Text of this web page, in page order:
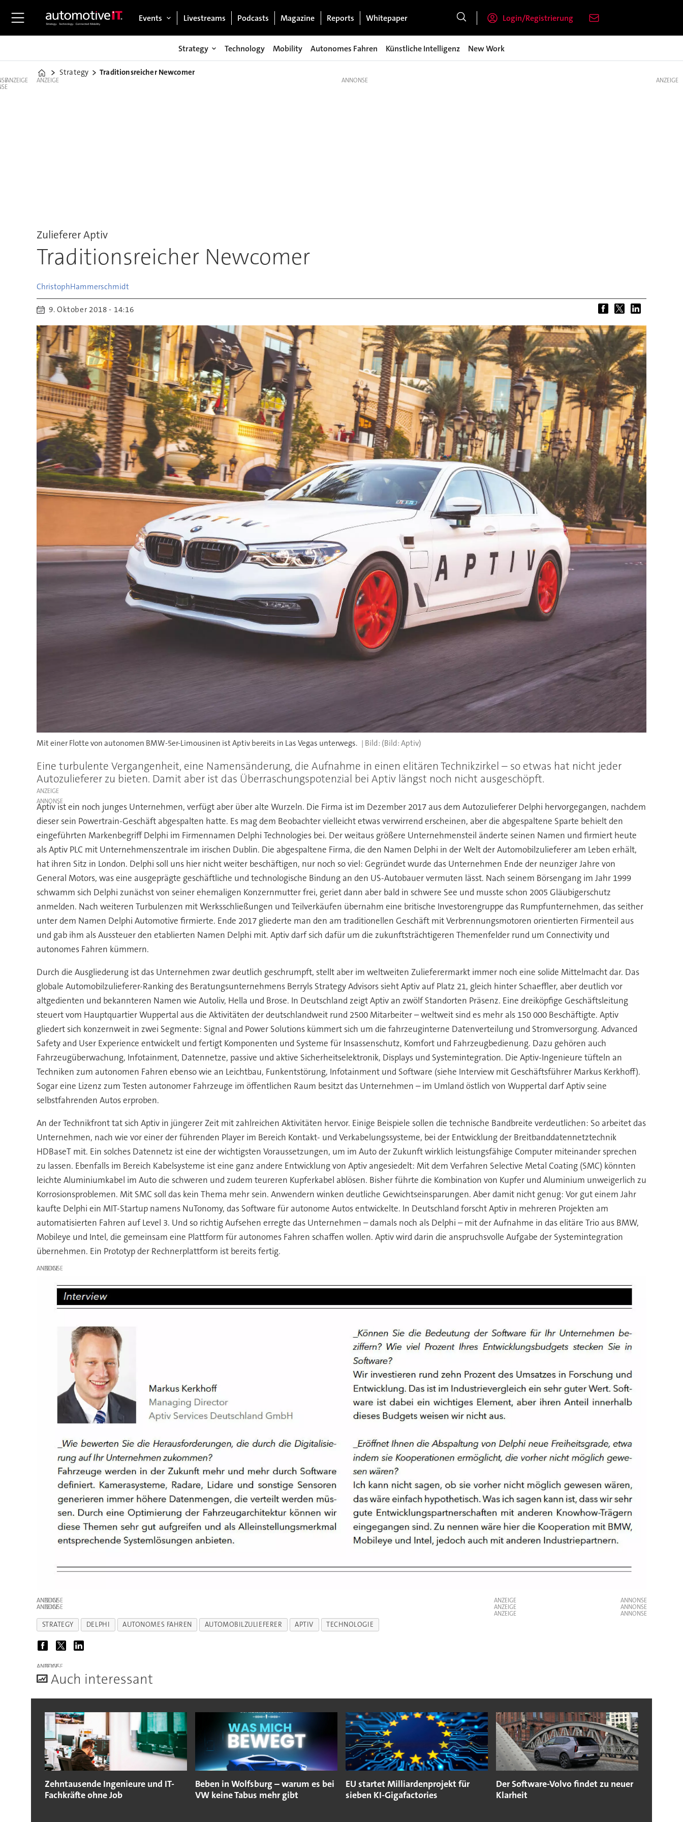
Events Livestreams Podcasts Magazine Reports Whitepaper Login/Registrierung
Strategy Technology Mobility Autonomes Fahren Künstliche Intelligenz New Work
Home
Strategy Traditionsreicher Newcomer
ANZEIGE ANZEIGE
Zulieferer Aptiv
Traditionsreicher Newcomer
ChristophHammerschmidt
9. Oktober 2018 - 14:16
Mit einer Flotte von autonomen BMW-5er-Limousinen ist Aptiv bereits in Las Vegas unterwegs. (Bild: Aptiv)
Eine turbulente Vergangenheit, eine Namensänderung, die Aufnahme in einen elitären Technikzirkel – so etwas hat nicht jeder
Autozulieferer zu bieten. Damit aber ist das Überraschungspotenzial bei Aptiv längst noch nicht ausgeschöpft.
ANZEIGE
Aptiv ist ein noch junges Unternehmen, verfügt aber über alte Wurzeln. Die Firma ist im Dezember 2017 aus dem Autozulieferer Delphi hervorgegangen, nachdem
dieser sein Powertrain-Geschäft abgespalten hatte. Es mag dem Beobachter vielleicht etwas verwirrend erscheinen, aber die abgespaltene Sparte behielt den
eingeführten Markenbegriff Delphi im Firmennamen Delphi Technologies bei. Der weitaus größere Unternehmensteil änderte seinen Namen und firmiert heute
als Aptiv PLC mit Unternehmenszentrale im irischen Dublin. Die abgespaltene Firma, die den Namen Delphi in der Welt der Automobilzulieferer am Leben erhält,
hat ihren Sitz in London. Delphi soll uns hier nicht weiter beschäftigen, nur noch so viel: Gegründet wurde das Unternehmen Ende der neunziger Jahre von
General Motors, was eine ausgeprägte geschäftliche und technologische Bindung an den US-Autobauer vermuten lässt. Nach seinem Börsengang im Jahr 1999
schwamm sich Delphi zunächst von seiner ehemaligen Konzernmutter frei, geriet dann aber bald in schwere See und musste schon 2005 Gläubigerschutz
anmelden. Nach weiteren Turbulenzen mit Werksschließungen und Teilverkäufen übernahm eine britische Investorengruppe das Rumpfunternehmen, das seither
unter dem Namen Delphi Automotive firmierte. Ende 2017 gliederte man den am traditionellen Geschäft mit Verbrennungsmotoren orientierten Firmenteil aus
und gab ihm als Aussteuer den etablierten Namen Delphi mit. Aptiv darf sich dafür um die zukunftsträchtigeren Themenfelder rund um Connectivity und
autonomes Fahren kümmern.
Durch die Ausgliederung ist das Unternehmen zwar deutlich geschrumpft, stellt aber im weltweiten Zulieferermarkt immer noch eine solide Mittelmacht dar. Das
globale Automobilzulieferer-Ranking des Beratungsunternehmens Berryls Strategy Advisors sieht Aptiv auf Platz 21, gleich hinter Schaeffler, aber deutlich vor
altgedienten und bekannteren Namen wie Autoliv, Hella und Brose. In Deutschland zeigt Aptiv an zwölf Standorten Präsenz. Eine dreiköpfige Geschäftsleitung
steuert vom Hauptquartier Wuppertal aus die Aktivitäten der deutschlandweit rund 2500 Mitarbeiter – weltweit sind es mehr als 150 000 Beschäftigte. Aptiv
gliedert sich konzernweit in zwei Segmente: Signal and Power Solutions kümmert sich um die fahrzeuginterne Datenverteilung und Stromversorgung. Advanced
Safety and User Experience entwickelt und fertigt Komponenten und Systeme für Insassenschutz, Komfort und Fahrzeugbedienung. Dazu gehören auch
Fahrzeugüberwachung, Infotainment, Datennetze, passive und aktive Sicherheitselektronik, Displays und Systemintegration. Die Aptiv-Ingenieure tüfteln an
Techniken zum autonomen Fahren ebenso wie an Leichtbau, Funkentstörung, Infotainment und Software (siehe Interview mit Geschäftsführer Markus Kerkhoff).
Sogar eine Lizenz zum Testen autonomer Fahrzeuge im öffentlichen Raum besitzt das Unternehmen – im Umland östlich von Wuppertal darf Aptiv seine
selbstfahrenden Autos erproben.
An der Technikfront tat sich Aptiv in jüngerer Zeit mit zahlreichen Aktivitäten hervor. Einige Beispiele sollen die technische Bandbreite verdeutlichen: So arbeitet das
Unternehmen, nach wie vor einer der führenden Player im Bereich Kontakt- und Verkabelungssysteme, bei der Entwicklung der Breitbanddatennetztechnik
HDBaseT mit. Ein solches Datennetz ist eine der wichtigsten Voraussetzungen, um im Auto der Zukunft wirklich leistungsfähige Computer miteinander sprechen
zu lassen. Ebenfalls im Bereich Kabelsysteme ist eine ganz andere Entwicklung von Aptiv angesiedelt: Mit dem Verfahren Selective Metal Coating (SMC) könnten
leichte Aluminiumkabel im Auto die schweren und zudem teureren Kupferkabel ablösen. Bisher führte die Kombination von Kupfer und Aluminium unweigerlich zu
Korrosionsproblemen. Mit SMC soll das kein Thema mehr sein. Anwendern winken deutliche Gewichtseinsparungen. Aber damit nicht genug: Vor gut einem Jahr
kaufte Delphi ein MIT-Startup namens NuTonomy, das Software für autonome Autos entwickelte. In Deutschland forscht Aptiv in mehreren Projekten am
automatisierten Fahren auf Level 3. Und so richtig Aufsehen erregte das Unternehmen – damals noch als Delphi – mit der Aufnahme in das elitäre Trio aus BMW,
Mobileye und Intel, die gemeinsam eine Plattform für autonomes Fahren schaffen wollen. Aptiv wird darin die anspruchsvolle Aufgabe der Systemintegration
übernehmen. Ein Prototyp der Rechnerplattform ist bereits fertig.
ANZEIGE
ANZEIGE
ANZEIGE
ANZEIGE
ANZEIGE
ANZEIGE
STRATEGY DELPHI AUTONOMES FAHREN AUTOMOBILZULIEFERER APTIV TECHNOLOGIE
ANZEIGE
Auch interessant
Zehntausende Ingenieure und IT-
Fachkräfte ohne Job
Beben in Wolfsburg – warum es bei
VW keine Tabus mehr gibt
EU startet Milliardenprojekt für
sieben KI-Gigafactories
Der Software-Volvo findet zu neuer
Klarheit
ANZEIGE